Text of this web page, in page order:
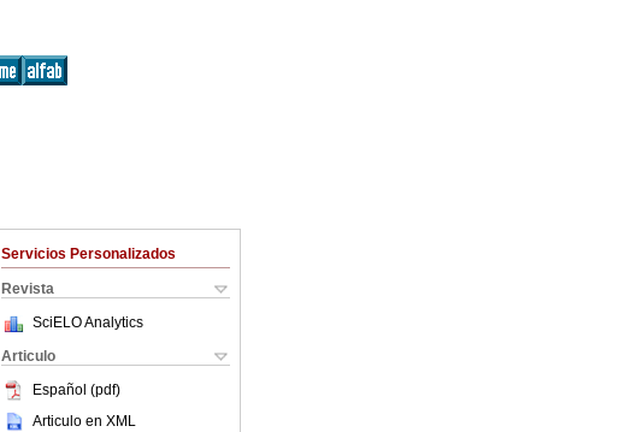
Servicios Personalizados
Revista
SciELO Analytics
Articulo
Español (pdf)
Articulo en XML